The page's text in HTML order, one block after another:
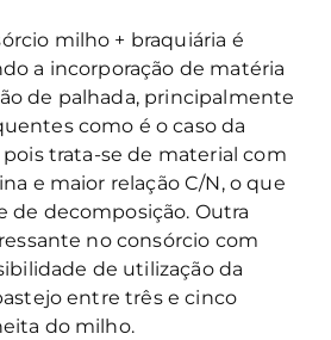
milho + braquiária é
a incorporação de matéria
de palhada, principalmente
como é o caso da
pois trata-se de material com
e maior relação C/N, o que
de decomposição. Outra
no consórcio com
de utilização da
entre três e cinco
do milho.